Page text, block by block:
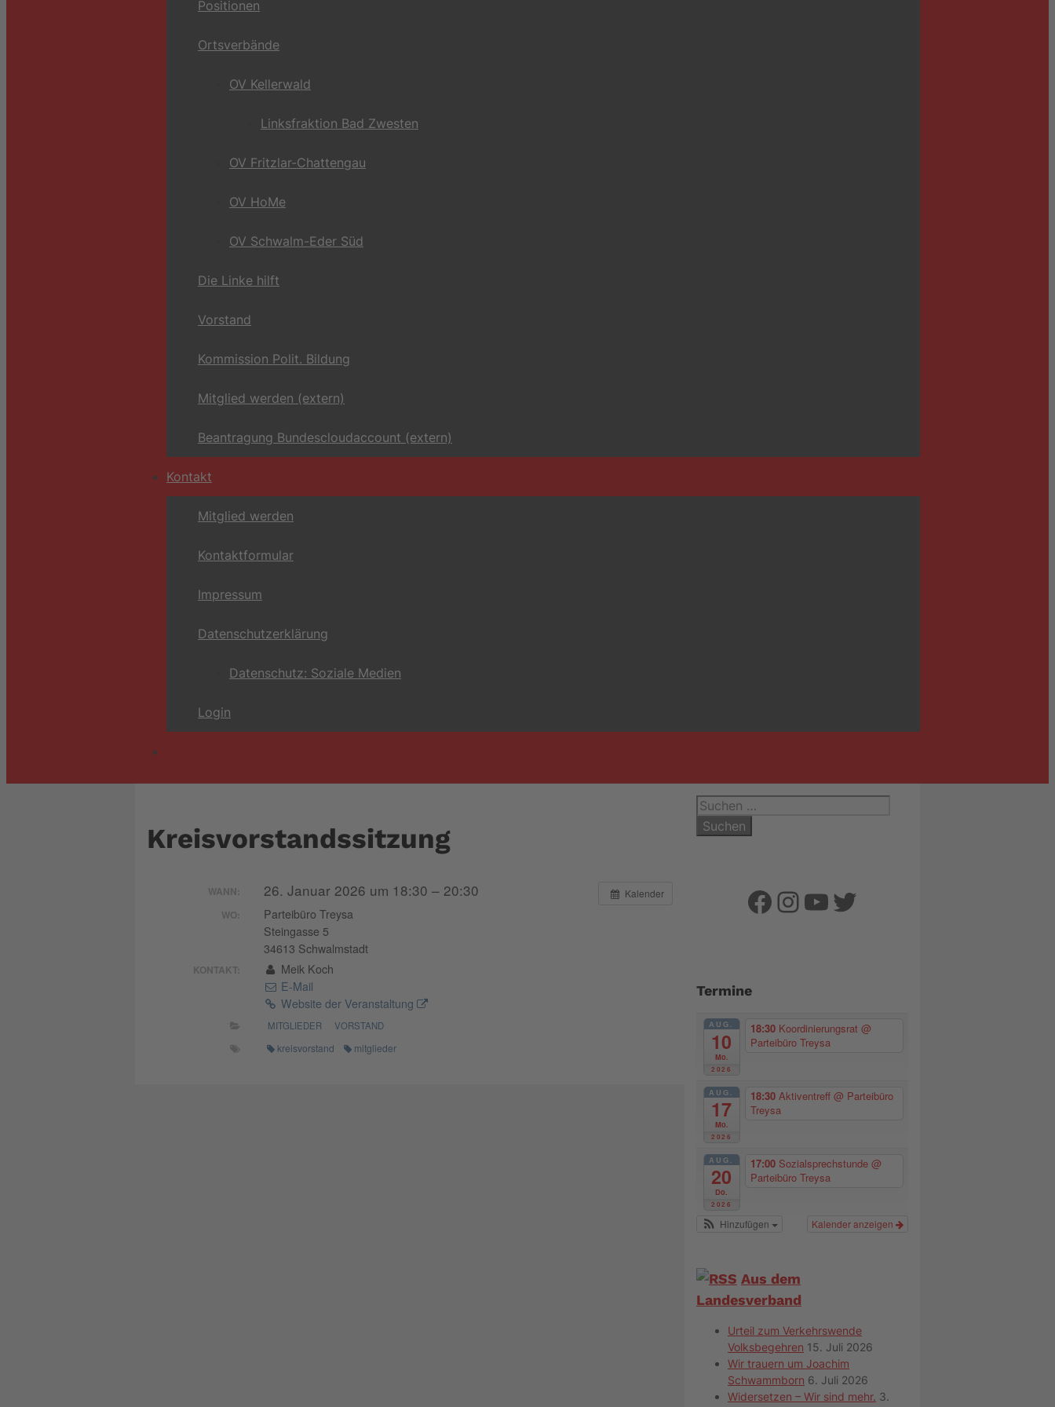
Positionen
Ortsverbände
OV Kellerwald
Linksfraktion Bad Zwesten
OV Fritzlar-Chattengau
OV HoMe
OV Schwalm-Eder Süd
Die Linke hilft
Vorstand
Kommission Polit. Bildung
Mitglied werden (extern)
Beantragung Bundescloudaccount (extern)
Kontakt
Mitglied werden
Kontaktformular
Impressum
Datenschutzerklärung
Datenschutz: Soziale Medien
Login
Kreisvorstandssitzung
Kalender
WANN: 26. Januar 2026 um 18:30 – 20:30
WO:
Parteibüro Treysa
Steingasse 5
34613 Schwalmstadt
KONTAKT:
Meik Koch
E-Mail
Website der Veranstaltung
MITGLIEDER VORSTAND
kreisvorstand mitglieder
Suchen
nach:
Facebook
Instagram
YouTube
Twitter
Termine
AUG.
10
Mo.
2026
18:30 Koordinierungsrat @
Parteibüro Treysa
AUG.
17
Mo.
2026
18:30 Aktiventreff @ Parteibüro
Treysa
AUG.
20
Do.
2026
17:00 Sozialsprechstunde @
Parteibüro Treysa
Kalender anzeigen
Hinzufügen
Aus dem
Landesverband
Urteil zum Verkehrswende
Volksbegehren 15. Juli 2026
Wir trauern um Joachim
Schwammborn 6. Juli 2026
Widersetzen – Wir sind mehr. 3.